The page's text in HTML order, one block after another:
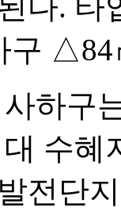
구 △84
하구
수혜
전단